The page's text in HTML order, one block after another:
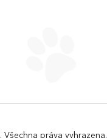
. Všechna práva vyhrazena.